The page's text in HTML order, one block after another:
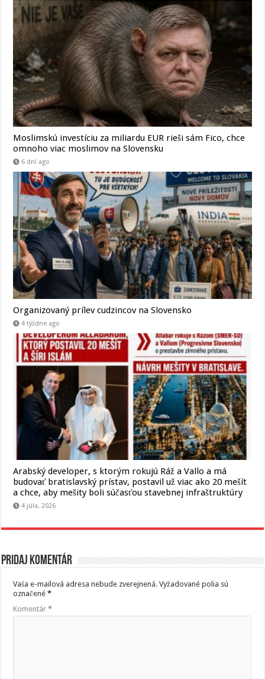
Moslimskú investíciu za miliardu EUR rieši sám Fico, chce
omnoho viac moslimov na Slovensku
6 dní ago
Organizovaný prílev cudzincov na Slovensko
4 týždne ago
Arabský developer, s ktorým rokujú Ráž a Vallo a má
budovať bratislavský prístav, postavil už viac ako 20 mešít
a chce, aby mešity boli súčasťou stavebnej infraštruktúry
4 júla, 2026
Pridaj komentár
Vaša e-mailová adresa nebude zverejnená. Vyžadované polia sú
označené*
Komentár*